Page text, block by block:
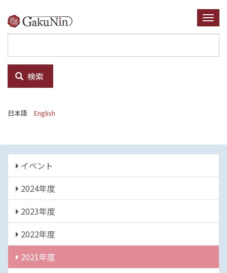
イ
ン
ン
テ
ツ
検索
日本語 English
イ
ベ
ン
ト
イベント
2024年度
2023年度
2022年度
2021年度